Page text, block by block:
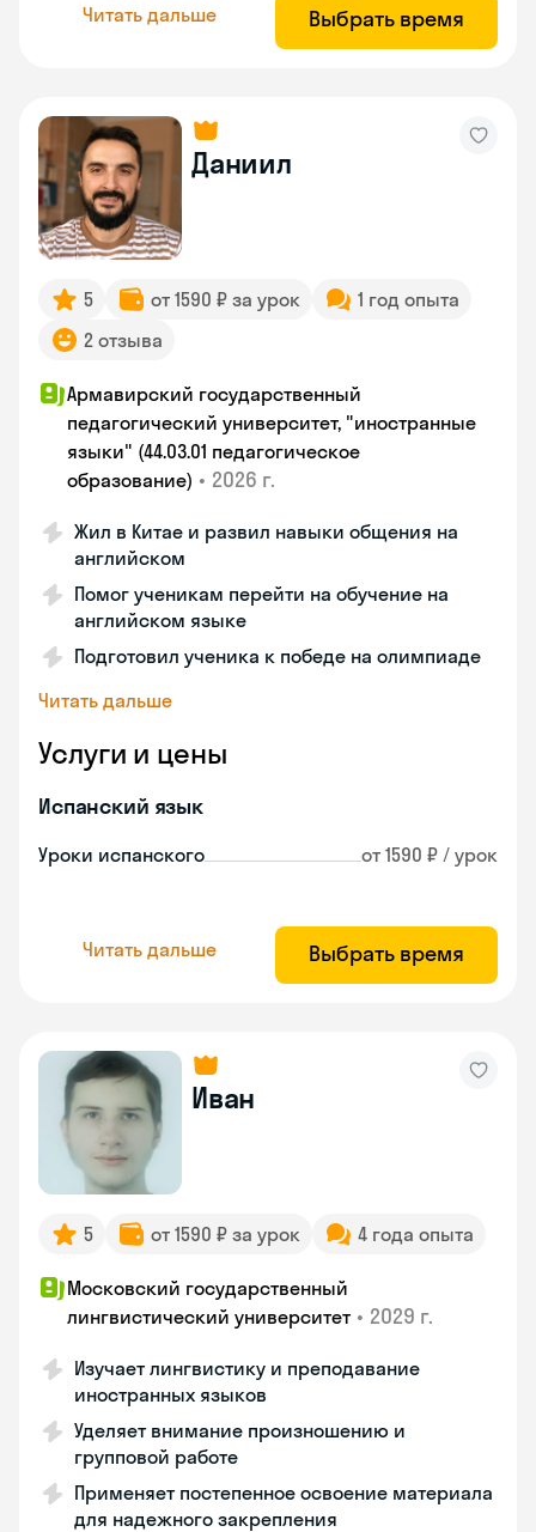
Читать дальше Выбрать время
Даниил
5 от 1590 ₽ за урок
1 год опыта
2 отзыва
Армавирский государственный
педагогический университет, "иностранные
языки" (44.03.01 педагогическое
образование) • 2026 г.
Жил в Китае и развил навыки общения на
английском
Помог ученикам перейти на обучение на
английском языке
Подготовил ученика к победе на олимпиаде
Читать дальше
Услуги и цены
Испанский язык
Уроки испанского от 1590 ₽ / урок
Читать дальше Выбрать время
Иван
5 от 1590 ₽ за урок 4 года опыта
Московский государственный
лингвистический университет • 2029 г.
Изучает лингвистику и преподавание
иностранных языков
Уделяет внимание произношению и
групповой работе
Применяет постепенное освоение материала
для надежного закрепления